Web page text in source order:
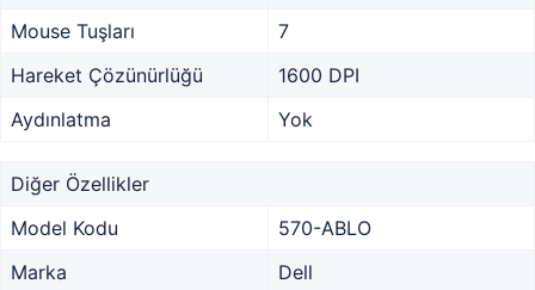
Mouse Tuşları
7
Hareket Çözünürlüğü
1600 DPI
Aydınlatma
Yok
Diğer Özellikler
Model Kodu
570-ABLO
Marka
Dell